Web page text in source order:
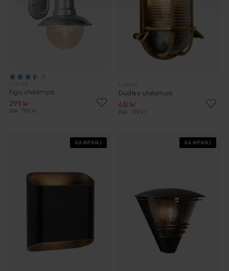
Figo utelampa
299 kr
Rek. 789 kr
Dudley utelampa
631 kr
Rek. 789 kr
KAMPANJ KAMPANJ